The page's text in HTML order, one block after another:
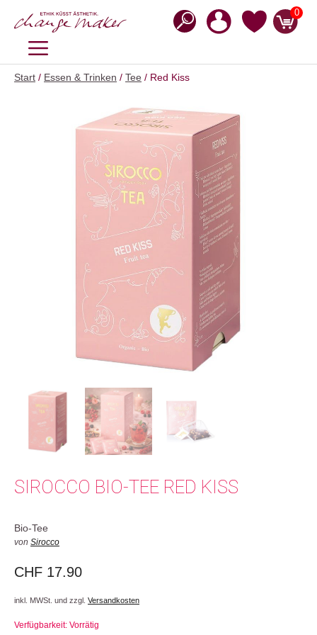
Inhalt
0
MENÜ
Start / Essen & Trinken / Tee / Red Kiss
SIROCCO BIO-TEE RED KISS
Bio-Tee
von Sirocco
CHF 17.90
inkl. MWSt. und zzgl. Versandkosten
Verfügbarkeit: Vorrätig